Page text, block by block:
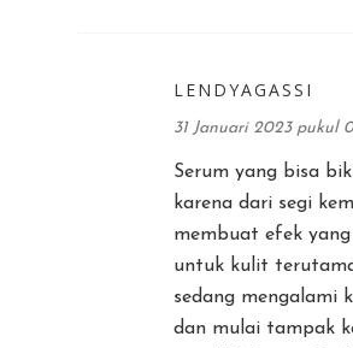
LENDYAGASSI
31 Januari 2023 pukul
Serum yang bisa
karena dari segi
membuat efek
untuk kulit
sedang mengalami
dan mulai tampak